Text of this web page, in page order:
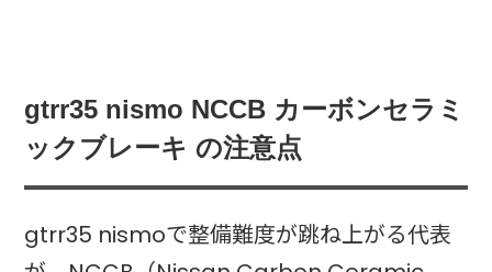
gtrr35 nismo NCCB カーボンセラミ
ックブレーキ の注意点
gtrr35 nismoで整備難度が跳ね上がる代表